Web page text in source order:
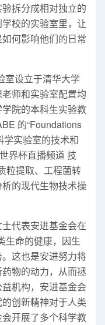
拆分成相对独立的
校的实验室里，让
何影响他们的日常
室设立于清华大学
师和实验室配置均
院的本科生实验教
的“Foundations
学实验室的技术和
界杯直播频道 技
粒提取、工程菌转
的现代生物技术操
代表安进基金会在
生命的健康，因生
这也是安进努力将
物的动力，从而拯
机构，安进基金会
创新精神对于人类
开展了多个科学教